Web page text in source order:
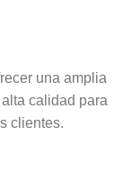
una amplia
calidad para
clientes.